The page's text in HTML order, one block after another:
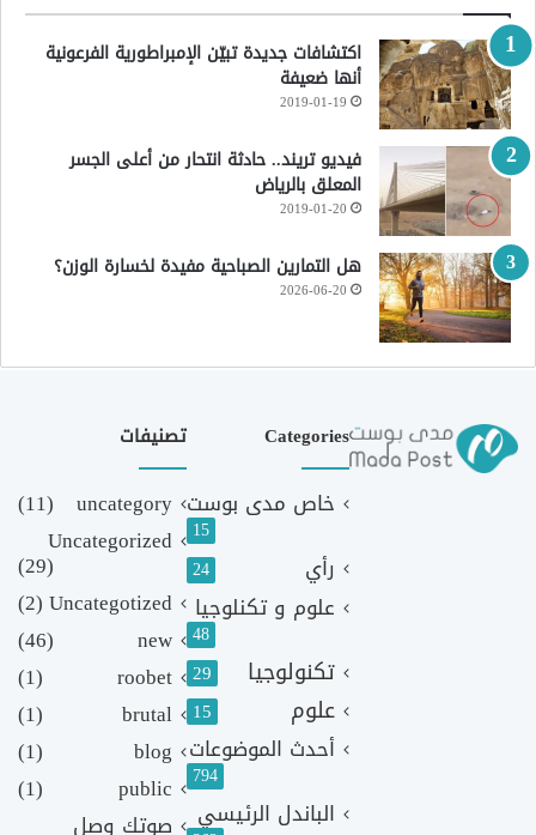
اكتشافات جديدة تبيّن الإمبراطورية الفرعونية
أنها ضعيفة
2019-01-19
فيديو تريند.. حادثة انتحار من أعلى الجسر
المعلق بالرياض
2019-01-20
هل التمارين الصباحية مفيدة لخسارة الوزن؟
2026-06-20
Categories
خاص مدى بوست
15
رأي 24
علوم و تكنلوجيا
48
تكنولوجيا 29
علوم 15
أحدث الموضوعات
794
الباندل الرئيسي
تصنيفات
uncategory
(11)
Uncategorized
(29)
Uncategotized
(2)
new
(46)
roobet
(1)
brutal
(1)
blog
(1)
public
(1)
صوتك وصل